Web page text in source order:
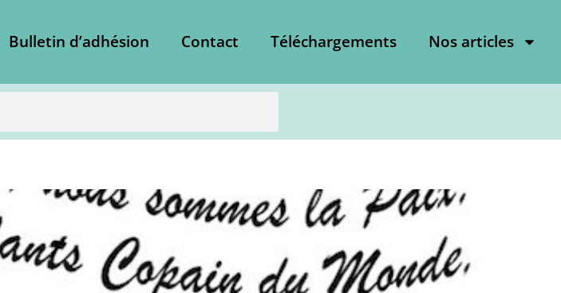
Bulletin d’adhésion Contact Téléchargements Nos articles